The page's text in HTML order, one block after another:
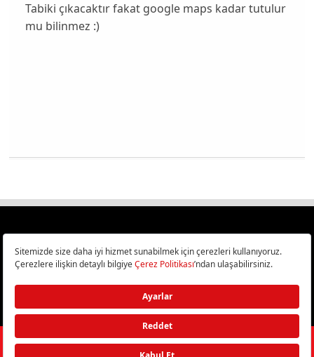
Tabiki çıkacaktır fakat google maps kadar tutulur
mu bilinmez :)
Türkiye
Bilişim ve Teknoloji Haberleri CHIP Online’da!
©2026Doğan Burda Dergi Yayıncılık ve Pazarlama A.Ş./ Tüm hakları